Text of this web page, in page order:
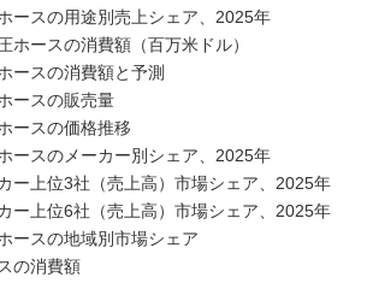
ースの用途別売上シェア、2025年
ホースの消費額（百万米ドル）
ースの消費額と予測
ースの販売量
ースの価格推移
ースのメーカー別シェア、2025年
ー上位3社（売上高）市場シェア、2025年
ー上位6社（売上高）市場シェア、2025年
ースの地域別市場シェア
の消費額